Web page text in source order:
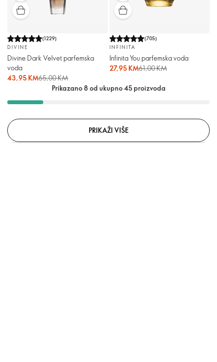
(1229)
DIVINE
Divine Dark Velvet parfemska
voda
43,95 KM65,00 KM
(705)
INFINITA
Infinita You parfemska voda
27,95 KM61,00 KM
Prikazano 8 od ukupno 45 proizvoda
PRIKAŽI VIŠE